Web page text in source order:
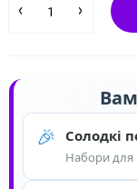
🎉 Солодкі
Набори для